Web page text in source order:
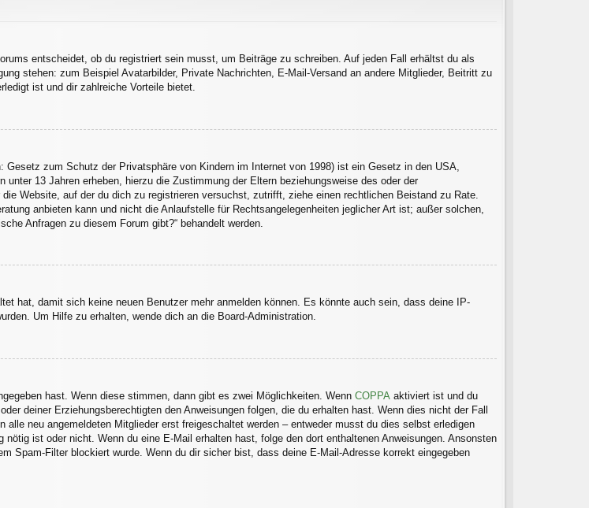
entscheidet, ob du registriert sein musst, um Beiträge zu schreiben. Auf jeden Fall erhältst du als
stehen: zum Beispiel Avatarbilder, Private Nachrichten, E-Mail-Versand an andere Mitglieder, Beitritt zu
ist und dir zahlreiche Vorteile bietet.
zum Schutz der Privatsphäre von Kindern im Internet von 1998) ist ein Gesetz in den USA,
13 Jahren erheben, hierzu die Zustimmung der Eltern beziehungsweise des oder der
Website, auf der du dich zu registrieren versuchst, zutrifft, ziehe einen rechtlichen Beistand zu Rate.
anbieten kann und nicht die Anlaufstelle für Rechtsangelegenheiten jeglicher Art ist; außer solchen,
Anfragen zu diesem Forum gibt?“ behandelt werden.
hat, damit sich keine neuen Benutzer mehr anmelden können. Es könnte auch sein, dass deine IP-
Um Hilfe zu erhalten, wende dich an die Board-Administration.
hast. Wenn diese stimmen, dann gibt es zwei Möglichkeiten. Wenn COPPA aktiviert ist und du
deiner Erziehungsberechtigten den Anweisungen folgen, die du erhalten hast. Wenn dies nicht der Fall
neu angemeldeten Mitglieder erst freigeschaltet werden – entweder musst du dies selbst erledigen
ist oder nicht. Wenn du eine E-Mail erhalten hast, folge den dort enthaltenen Anweisungen. Ansonsten
Spam-Filter blockiert wurde. Wenn du dir sicher bist, dass deine E-Mail-Adresse korrekt eingegeben